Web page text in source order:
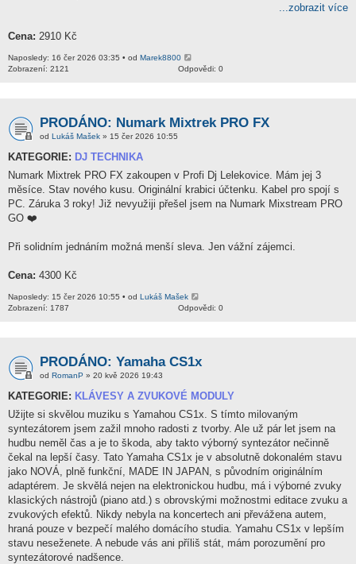
...zobrazit více
Cena: 2910 Kč
Naposledy: 16 čer 2026 03:35 • od Marek8800
Odpovědi: 0
Zobrazení: 2121
PRODÁNO: Numark Mixtrek PRO FX
od Lukáš Mašek » 15 čer 2026 10:55
KATEGORIE: DJ TECHNIKA
Numark Mixtrek PRO FX zakoupen v Profi Dj Lelekovice. Mám jej 3
měsíce. Stav nového kusu. Originální krabici účtenku. Kabel pro spojí s
PC. Záruka 3 roky! Již nevyužiji přešel jsem na Numark Mixstream PRO
GO ❤️
Při solidním jednáním možná menší sleva. Jen vážní zájemci.
Cena: 4300 Kč
Naposledy: 15 čer 2026 10:55 • od Lukáš Mašek
Odpovědi: 0
Zobrazení: 1787
PRODÁNO: Yamaha CS1x
od RomanP » 20 kvě 2026 19:43
KATEGORIE: KLÁVESY A ZVUKOVÉ MODULY
Užijte si skvělou muziku s Yamahou CS1x. S tímto milovaným
syntezátorem jsem zažil mnoho radosti z tvorby. Ale už pár let jsem na
hudbu neměl čas a je to škoda, aby takto výborný syntezátor nečinně
čekal na lepší časy. Tato Yamaha CS1x je v absolutně dokonalém stavu
jako NOVÁ, plně funkční, MADE IN JAPAN, s původním originálním
adaptérem. Je skvělá nejen na elektronickou hudbu, má i výborné zvuky
klasických nástrojů (piano atd.) s obrovskými možnostmi editace zvuku a
zvukových efektů. Nikdy nebyla na koncertech ani převážena autem,
hraná pouze v bezpečí malého domácího studia. Yamahu CS1x v lepším
stavu neseženete. A nebude vás ani příliš stát, mám porozumění pro
syntezátorové nadšence.